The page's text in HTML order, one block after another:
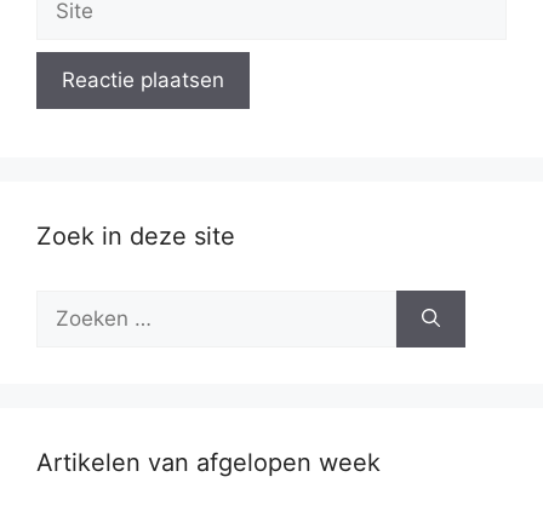
Zoek in deze site
naar:
Artikelen van afgelopen week